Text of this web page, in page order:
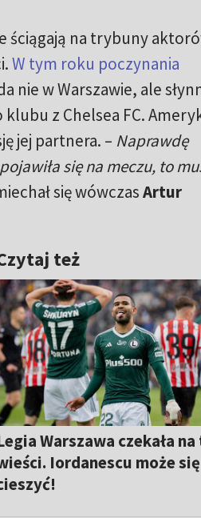
ściągają na trybuny
W tym roku poczynania
nie w Warszawie, ale
z Chelsea FC.
jej partnera. – Naprawdę
się na meczu, to
się wówczasArtur
też
Warszawa czekała
Iordanescu może się